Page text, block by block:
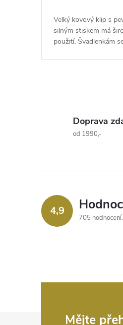
Velký kovový klip s
silným stiskem má
použití. Švadlenkám
d
a
c
Doprava
od 1990,-
4,9
705 hodnocení
Mějte